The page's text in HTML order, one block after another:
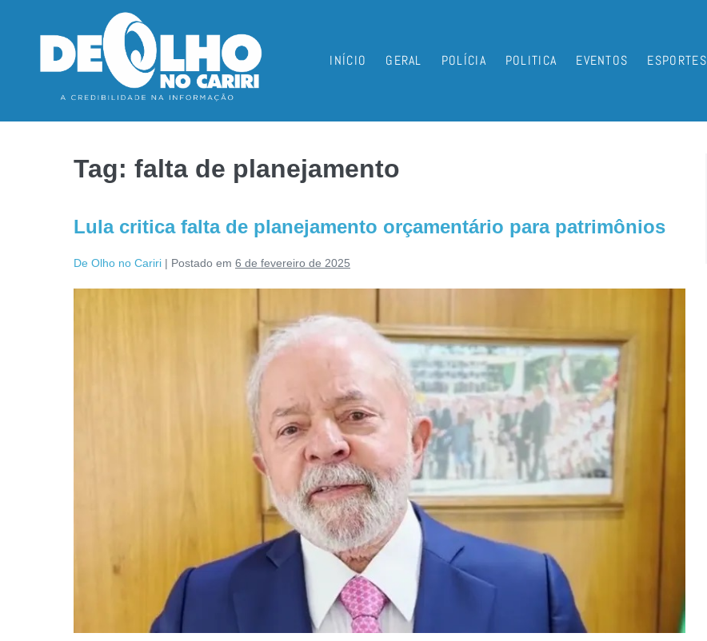
INÍCIO GERAL POLÍCIA POLITICA EVENTOS ESPORTES
Tag: falta de planejamento
Lula critica falta de planejamento orçamentário para patrimônios
De Olho no Cariri | Postado em 6 de fevereiro de 2025